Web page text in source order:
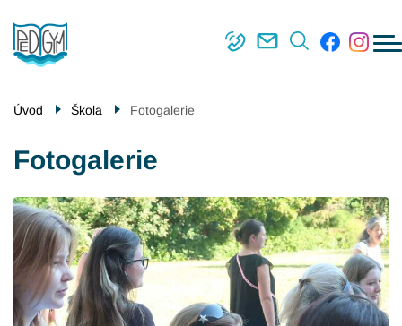
hlavnímu
navigace
Střední škola
Kontakty
Úvod Škola Fotogalerie
Fotogalerie